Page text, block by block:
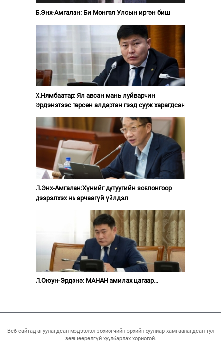
Б.Энх-Амгалан: Би Монгол Улсын иргэн биш
Х.Нямбаатар: Ял авсан мань луйварчин
Эрдэнэтээс төрсөн алдартан гээд сууж харагдсан
Л.Энх-Амгалан:Хүнийг дутуугийн зовлонгоор
дээрэлхэх нь арчаагүй үйлдэл
Л.Оюун-Эрдэнэ: МАНАН амилах цагаар…
Веб сайтад агуулагдсан мэдээлэл зохиогчийн эрхийн хуулиар хамгаалагдсан тул
зөвшөөрөлгүй хуулбарлах хориотой.